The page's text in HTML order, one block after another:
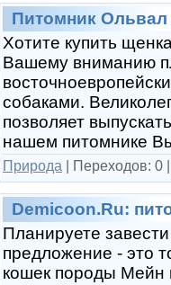
Питомник Ольвал
Хотите купить
Вашему вниманию
собаками.
позволяет
нашем питомнике
Природа Переходов: 0
Demicoon.Ru:
Планируете
предложение - это
кошек породы Мейн